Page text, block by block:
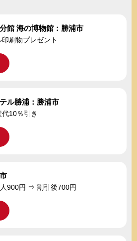
館 海の博物館：勝浦市
刷物プレゼント
ル勝浦：勝浦市
10％引き
900円 ⇒ 割引後700円